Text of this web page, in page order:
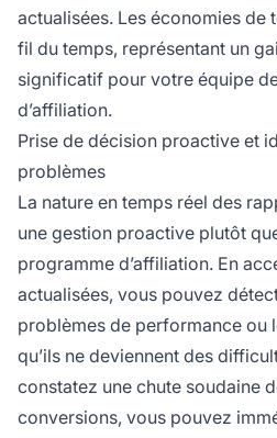
actualisées. Les économies de
fil du temps, représentant un
significatif pour votre équipe
d’affiliation.
Prise de décision proactive et
problèmes
La nature en temps réel des
une gestion proactive plutôt
programme d’affiliation. En
actualisées, vous pouvez
problèmes de performance ou
qu’ils ne deviennent des
constatez une chute soudaine
conversions, vous pouvez